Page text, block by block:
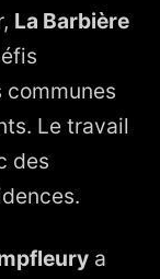
La Barbière
Le travail
des
a